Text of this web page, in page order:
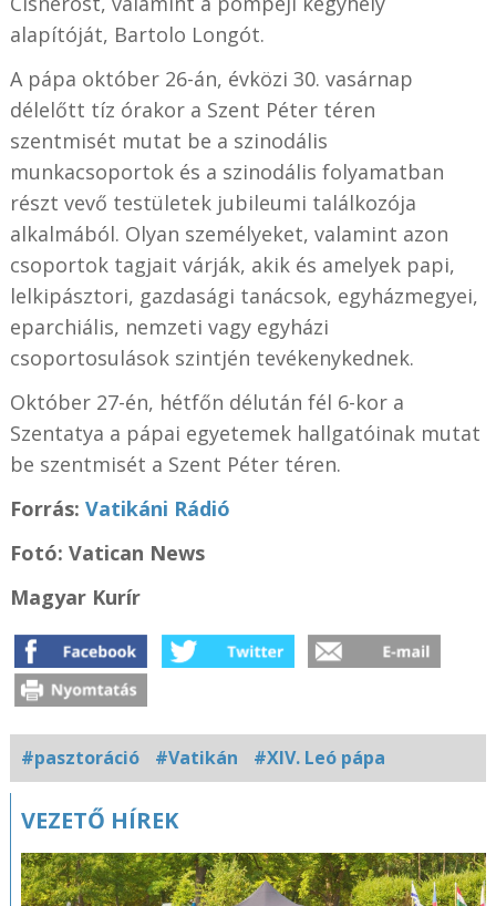
alapítóját, Bartolo Longót.
A pápa október 26-án, évközi 30. vasárnap
délelőtt tíz órakor a Szent Péter téren
szentmisét mutat be a szinodális
munkacsoportok és a szinodális folyamatban
részt vevő testületek jubileumi találkozója
alkalmából. Olyan személyeket, valamint azon
csoportok tagjait várják, akik és amelyek papi,
lelkipásztori, gazdasági tanácsok, egyházmegyei,
eparchiális, nemzeti vagy egyházi
csoportosulások szintjén tevékenykednek.
Október 27-én, hétfőn délután fél 6-kor a
Szentatya a pápai egyetemek hallgatóinak mutat
be szentmisét a Szent Péter téren.
Forrás: Vatikáni Rádió
Fotó: Vatican News
Magyar Kurír
#pasztoráció #Vatikán #XIV. Leó pápa
Kapcsolódó
VEZETŐ HÍREK